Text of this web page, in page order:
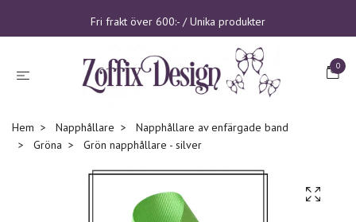
Fri frakt över 600:- / Unika produkter
0
Hem Napphållare
Napphållare av enfärgade band
Gröna
Grön napphållare - silver